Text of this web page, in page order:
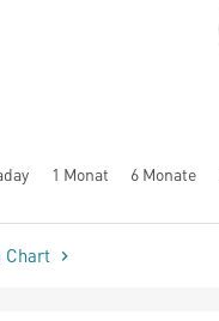
1 Monat 6 Monate
Chart